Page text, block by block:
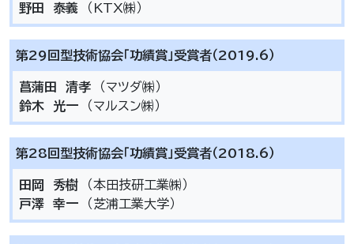
野田 泰義 （KTX㈱）
第29回型技術協会「功績賞」受賞者（2019.6）
菖蒲田 清孝 （マツダ㈱）
鈴木 光一 （マルスン㈱）
第28回型技術協会「功績賞」受賞者（2018.6）
田岡 秀樹 （本田技研工業㈱）
戸澤 幸一 （芝浦工業大学）